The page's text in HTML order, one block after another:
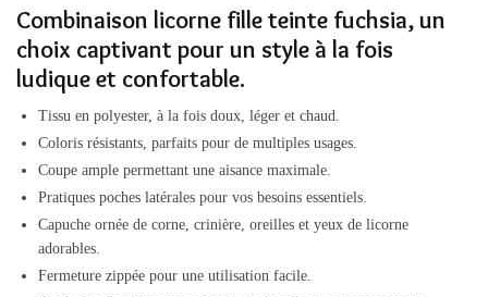
Combinaison licorne fille teinte fuchsia, un
choix captivant pour un style à la fois
ludique et confortable.
Tissu en polyester, à la fois doux, léger et chaud.
Coloris résistants, parfaits pour de multiples usages.
Coupe ample permettant une aisance maximale.
Pratiques poches latérales pour vos besoins essentiels.
Capuche ornée de corne, crinière, oreilles et yeux de licorne
adorables.
Fermeture zippée pour une utilisation facile.